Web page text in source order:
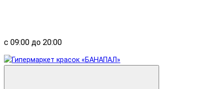
с 09:00 до 20:00